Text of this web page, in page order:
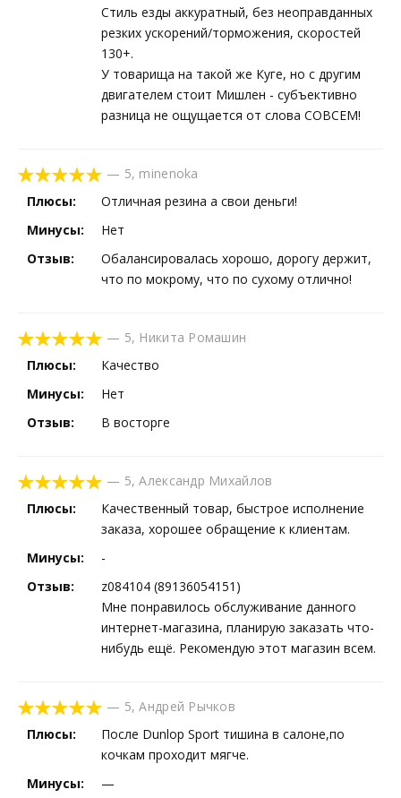
Стиль езды аккуратный, без неоправданных
резких ускорений/торможения, скоростей
130+.
У товарища на такой же Куге, но с другим
двигателем стоит Мишлен - субъективно
разница не ощущается от слова СОВСЕМ!
— 5, minenoka
Плюсы:
Отличная резина а свои деньги!
Минусы:
Нет
Отзыв:
Обалансировалась хорошо, дорогу держит,
что по мокрому, что по сухому отлично!
— 5, Никита Ромашин
Плюсы:
Качество
Минусы:
Нет
Отзыв:
В восторге
— 5,Александр Михайлов
Плюсы:
Качественный товар, быстрое исполнение
заказа, хорошее обращение к клиентам.
Минусы:
-
Отзыв:
z084104 (89136054151)
Мне понравилось обслуживание данного
интернет-магазина, планирую заказать что-
нибудь ещё. Рекомендую этот магазин всем.
— 5,Андрей Рычков
Плюсы:
После Dunlop Sport тишина в салоне,по
кочкам проходит мягче.
Минусы:
—